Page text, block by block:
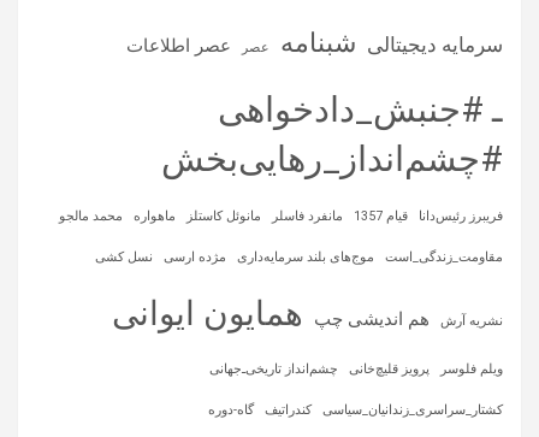
سرمایه‌ دیجیتالی شبنامه عصر عصر اطلاعات
ـ #جنبش_دادخواهی
#چشم‌انداز_رهایی‌بخش
فریبرز رئیس‌دانا قیام 1357 مانفرد فاسلر مانوئل کاستلز ماهواره‌ محمد مالجو
مقاومت_زندگی_است موج‌های بلند سرمایه‌داری مژده ارسی نسل کشی
نشریه آرش هم اندیشی چپ همایون ایوانی
ویلم فلوسر پرویز قلیچ‌خانی چشم‌انداز تاریخی‌ـ‌جهانی
کشتار_سراسری_زندانیان_سیاسی کندراتیف گاه-دوره